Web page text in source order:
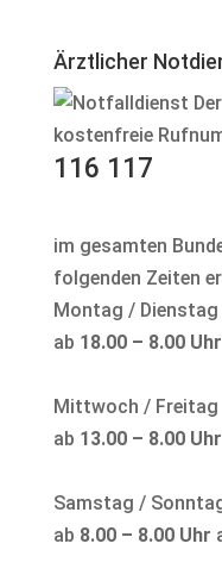
Ärztlicher
kostenfreie
116 117
im gesamten
folgenden Zeiten
Montag /
ab 18.00 – 8.00 Uhr
Mittwoch / Freitag
ab 13.00 – 8.00 Uhr
Samstag /
ab 8.00 – 8.00 Uhr